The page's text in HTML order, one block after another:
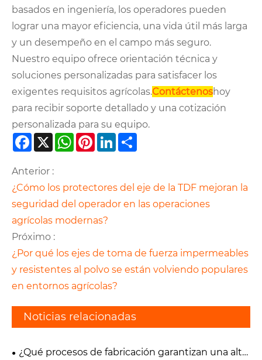
basados ​​en ingeniería, los operadores pueden
lograr una mayor eficiencia, una vida útil más larga
y un desempeño en el campo más seguro.
Nuestro equipo ofrece orientación técnica y
soluciones personalizadas para satisfacer los
exigentes requisitos agrícolas.Contáctenoshoy
para recibir soporte detallado y una cotización
personalizada para su equipo.
Facebook
X WhatsApp
PinterestLinkedIn
Anterior :
¿Cómo los protectores del eje de la TDF mejoran la
seguridad del operador en las operaciones
agrícolas modernas?
Próximo :
¿Por qué los ejes de toma de fuerza impermeables
y resistentes al polvo se están volviendo populares
en entornos agrícolas?
Noticias relacionadas
¿Qué procesos de fabricación garantizan una alta